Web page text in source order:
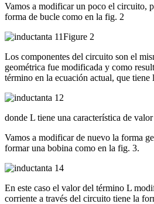
Vamos a modificar un poco el circuito,
forma de bucle como en la fig. 2
Figure 2
Los componentes del circuito son el
geométrica fue modificada y como
término en la ecuación actual, que tiene
donde L tiene una característica de
Vamos a modificar de nuevo la forma
formar una bobina como en la fig. 3.
En este caso el valor del término L
corriente a través del circuito tiene la